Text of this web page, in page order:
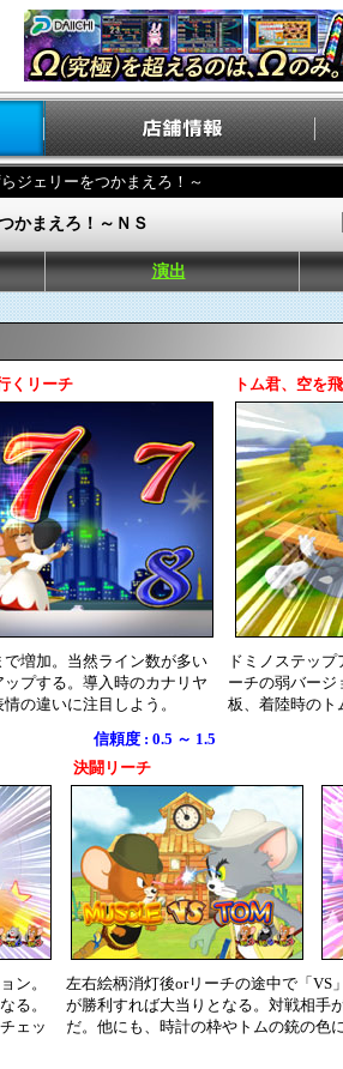
ジェリーをつかまえろ！～
かまえろ！～ＮＳ
演出
くリーチ トム君、空を
増加。当然ライン数が多い
プする。導入時のカナリヤ
の違いに注目しよう。
信頼度 : 0.5 ～ 1.5
ドミノステッ
ーチの弱バージ
板、着陸時のト
決闘リーチ
ン。
る。
ェッ
左右絵柄消灯後orリーチの途中で「VS
が勝利すれば大当りとなる。対戦相手
だ。他にも、時計の枠やトムの銃の色